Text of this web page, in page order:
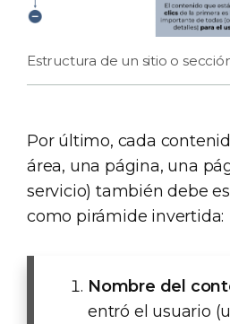
Estructura de un sitio o
Por último, cada
área, una página, una
servicio) también debe
como pirámide invertida:
Nombre del
entró el usuario